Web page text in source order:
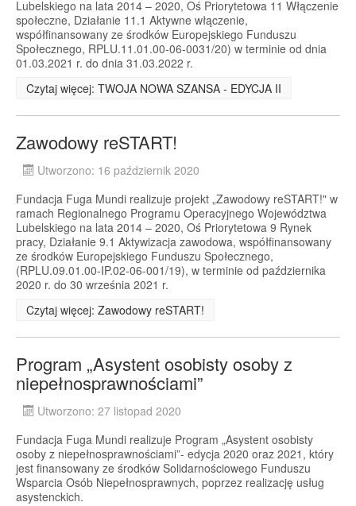
Lubelskiego na lata 2014 – 2020, Oś Priorytetowa 11 Włączenie
społeczne, Działanie 11.1 Aktywne włączenie,
współfinansowany ze środków Europejskiego Funduszu
Społecznego, RPLU.11.01.00-06-0031/20) w terminie od dnia
01.03.2021 r. do dnia 31.03.2022 r.
Czytaj więcej: TWOJA NOWA SZANSA - EDYCJA II
Zawodowy reSTART!
Utworzono: 16 październik 2020
Fundacja Fuga Mundi realizuje projekt „Zawodowy reSTART!" w
ramach Regionalnego Programu Operacyjnego Województwa
Lubelskiego na lata 2014 – 2020, Oś Priorytetowa 9 Rynek
pracy, Działanie 9.1 Aktywizacja zawodowa, współfinansowany
ze środków Europejskiego Funduszu Społecznego,
(RPLU.09.01.00-IP.02-06-001/19), w terminie od października
2020 r. do 30 września 2021 r.
Czytaj więcej: Zawodowy reSTART!
Program „Asystent osobisty osoby z
niepełnosprawnościami”
Utworzono: 27 listopad 2020
Fundacja Fuga Mundi realizuje Program „Asystent osobisty
osoby z niepełnosprawnościami”- edycja 2020 oraz 2021, który
jest finansowany ze środków Solidarnościowego Funduszu
Wsparcia Osób Niepełnosprawnych, poprzez realizację usług
asystenckich.